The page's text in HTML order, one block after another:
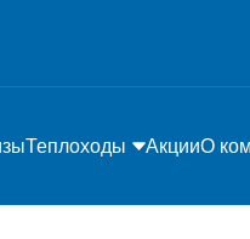
Теплоходы АкцииО